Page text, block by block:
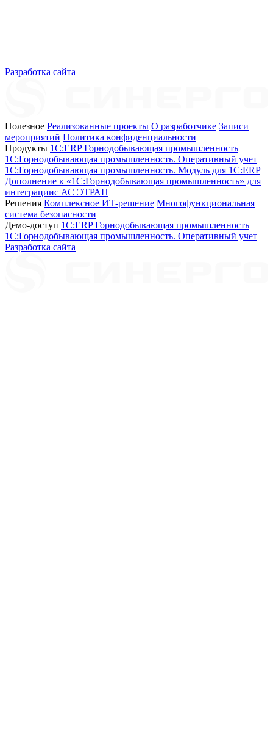
Разработка сайта
Полезное Реализованные проекты О разработчике Записи
мероприятий Политика конфиденциальности
Продукты 1C:ERP Горнодобывающая промышленность
1C:Горнодобывающая промышленность. Оперативный учет
1C:Горнодобывающая промышленность. Модуль для 1С:ERP
Дополнение к «1С:Горнодобывающая промышленность» для
интеграциис АС ЭТРАН
Решения Комплексное ИТ-решение Многофункциональная
система безопасности
Демо-доступ 1С:ERP Горнодобывающая промышленность
1С:Горнодобывающая промышленность. Оперативный учет
Разработка сайта